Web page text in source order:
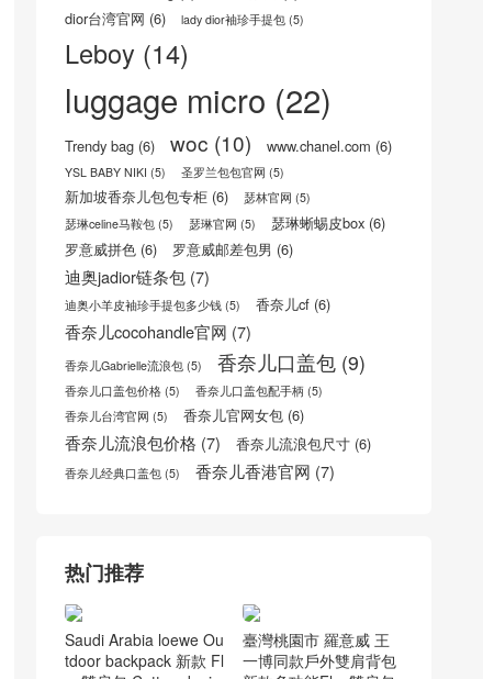
celine香港专柜地址(6) Chanel Classic Flap Bag
Chanel Coco Handle Bag
Coco Handle Bag (6) dior30蒙田 (6)
dior台湾官网(6) lady dior袖珍手提包(5)
Leboy(14)
luggage micro(22)
Trendy bag (6) woc(10) www.chanel.com
YSL BABY NIKI(5) 圣罗兰包包官网
新加坡香奈儿包包专柜 (6) 瑟林官网(5)
瑟琳celine马鞍包
瑟琳官网 (5)
罗意威邮差包男
迪奥jadior链条包(7)
香奈儿cf(6)
香奈儿cocohandle官网 (7)
香奈儿Gabrielle流浪包 (5) 香奈儿口盖包 (9)
香奈儿经典口盖包
热门推荐